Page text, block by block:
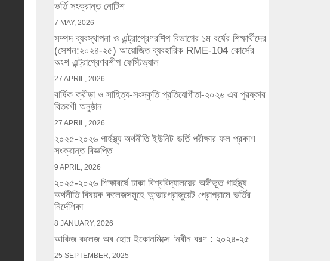
ভর্তি সংক্রান্ত নোটিশ
7 MAY, 2026
সম্পদ ব্যবস্থাপনা ও এন্ট্রাপ্রেণরশিপ বিভাগের ১ম বর্ষের শিক্ষার্থীদের
(সেশন:২০২৪-২৫) আয়োজিত ব্যবহারিক RME-104 কোর্সের
অংশ এন্ট্রাপ্রেণরশীপ ফেস্টিভ্যাল
27 APRIL, 2026
বার্ষিক ক্রীড়া ও সাহিত্য-সংস্কৃতি প্রতিযোগীতা-২০২৬ এর পুরষ্কার
বিতরণী অনুষ্ঠান
27 APRIL, 2026
২০২৫-২০২৬ গার্হস্থ্য অর্থনীতি ইউনিট ভর্তি পরীক্ষার ফল প্রকাশ
সংক্রান্ত বিজ্ঞপ্তি
9 APRIL, 2026
২০২৫-২০২৬ শিক্ষাবর্ষে ঢাকা বিশ্ববিদ্যালয়ের অঙ্গীভূত গার্হস্থ্য
অর্থনীতি বিষয়ক কলেজসমূহে আন্ডারগ্রাজুয়েট প্রোগ্রামে ভর্তির
নির্দেশিকা
8 JANUARY, 2026
আকিজ কলেজ অব হোম ইকোনমিক্সে ‘নবীন বরণ : ২০২৪-২৫
25 SEPTEMBER, 2025